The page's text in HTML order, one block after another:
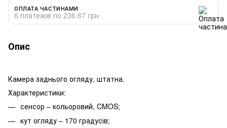
ОПЛАТА ЧАСТИНАМИ
6 платежів по 236.67 грн
Опис
Камера заднього огляду, штатна.
Характеристики:
сенсор – кольоровий, CMOS;
кут огляду – 170 градусів;